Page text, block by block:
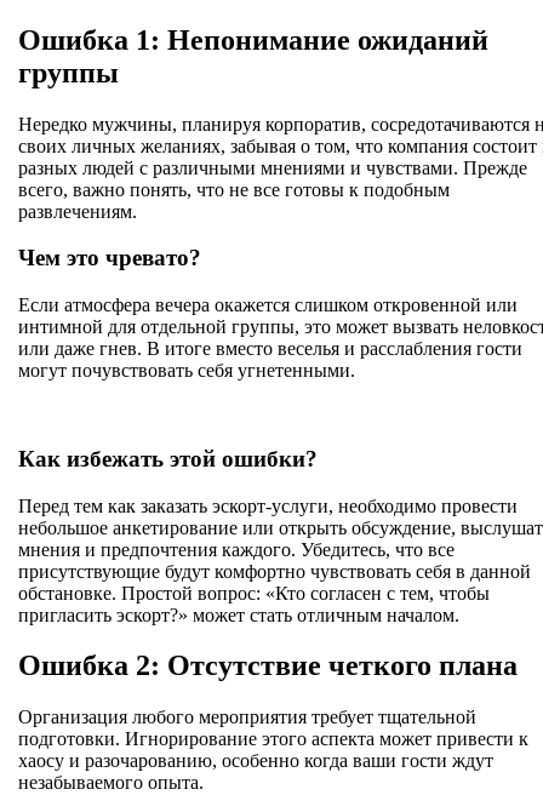
Ошибка 1: Непонимание ожиданий
группы
Нередко мужчины, планируя корпоратив, сосредотачиваются
своих личных желаниях, забывая о том, что компания состоит
разных людей с различными мнениями и чувствами. Прежде
всего, важно понять, что не все готовы к подобным
развлечениям.
Чем это чревато?
Если атмосфера вечера окажется слишком откровенной или
интимной для отдельной группы, это может вызвать
или даже гнев. В итоге вместо веселья и расслабления гости
могут почувствовать себя угнетенными.
Как избежать этой ошибки?
Перед тем как заказать эскорт-услуги, необходимо провести
небольшое анкетирование или открыть обсуждение,
мнения и предпочтения каждого. Убедитесь, что все
присутствующие будут комфортно чувствовать себя в данной
обстановке. Простой вопрос: «Кто согласен с тем, чтобы
пригласить эскорт?» может стать отличным началом.
Ошибка 2: Отсутствие четкого плана
Организация любого мероприятия требует тщательной
подготовки. Игнорирование этого аспекта может привести к
хаосу и разочарованию, особенно когда ваши гости ждут
незабываемого опыта.